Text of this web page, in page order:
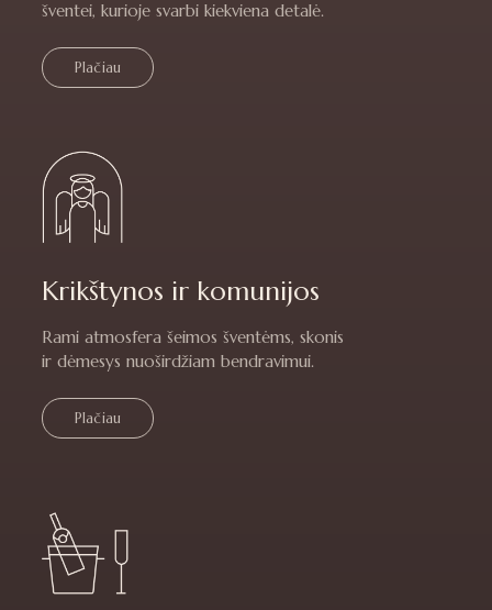
šventei, kurioje svarbi kiekviena detalė.
Plačiau
Krikštynos ir komunijos
Rami atmosfera šeimos šventėms, skonis
ir dėmesys nuoširdžiam bendravimui.
Plačiau